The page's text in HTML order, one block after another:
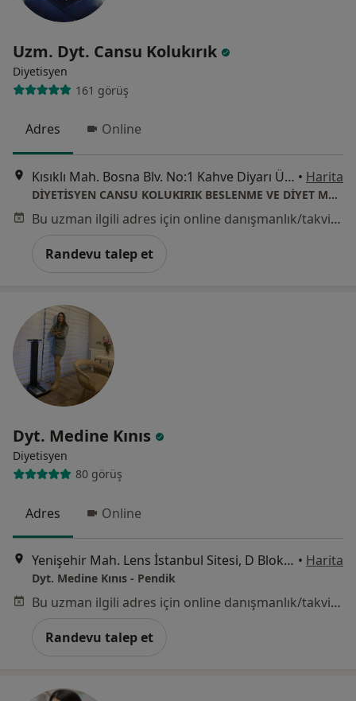
Uzm. Dyt. Cansu Kolukırık
Diyetisyen
161 görüş
Adres Online
Kısıklı Mah. Bosna Blv. No:1 Kahve Diyarı Üstü Kat:2 Üsküdar, İstanbul • Harita
DİYETİSYEN CANSU KOLUKIRIK BESLENME VE DİYET MERKEZİ
Bu uzman ilgili adres için online danışmanlık/takvim sunmuyor.
Randevu talep et
Dyt. Medine Kınıs
Diyetisyen
80 görüş
Adres Online
Yenişehir Mah. Lens İstanbul Sitesi, D Blok 77 Kurtköy, İstanbul • Harita
Dyt. Medine Kınıs - Pendik
Bu uzman ilgili adres için online danışmanlık/takvim sunmuyor.
Randevu talep et